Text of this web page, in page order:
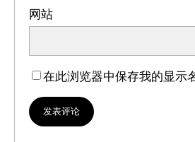
网站
在此浏览器中保存我的显示